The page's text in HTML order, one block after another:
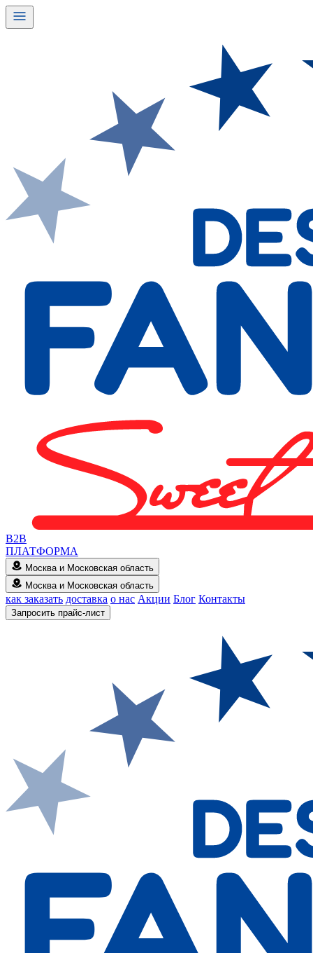
B2B
ПЛАТФОРМА
Москва и Московская область
Москва и Московская область
как заказать доставка о нас Акции Блог Контакты
Запросить прайс-лист